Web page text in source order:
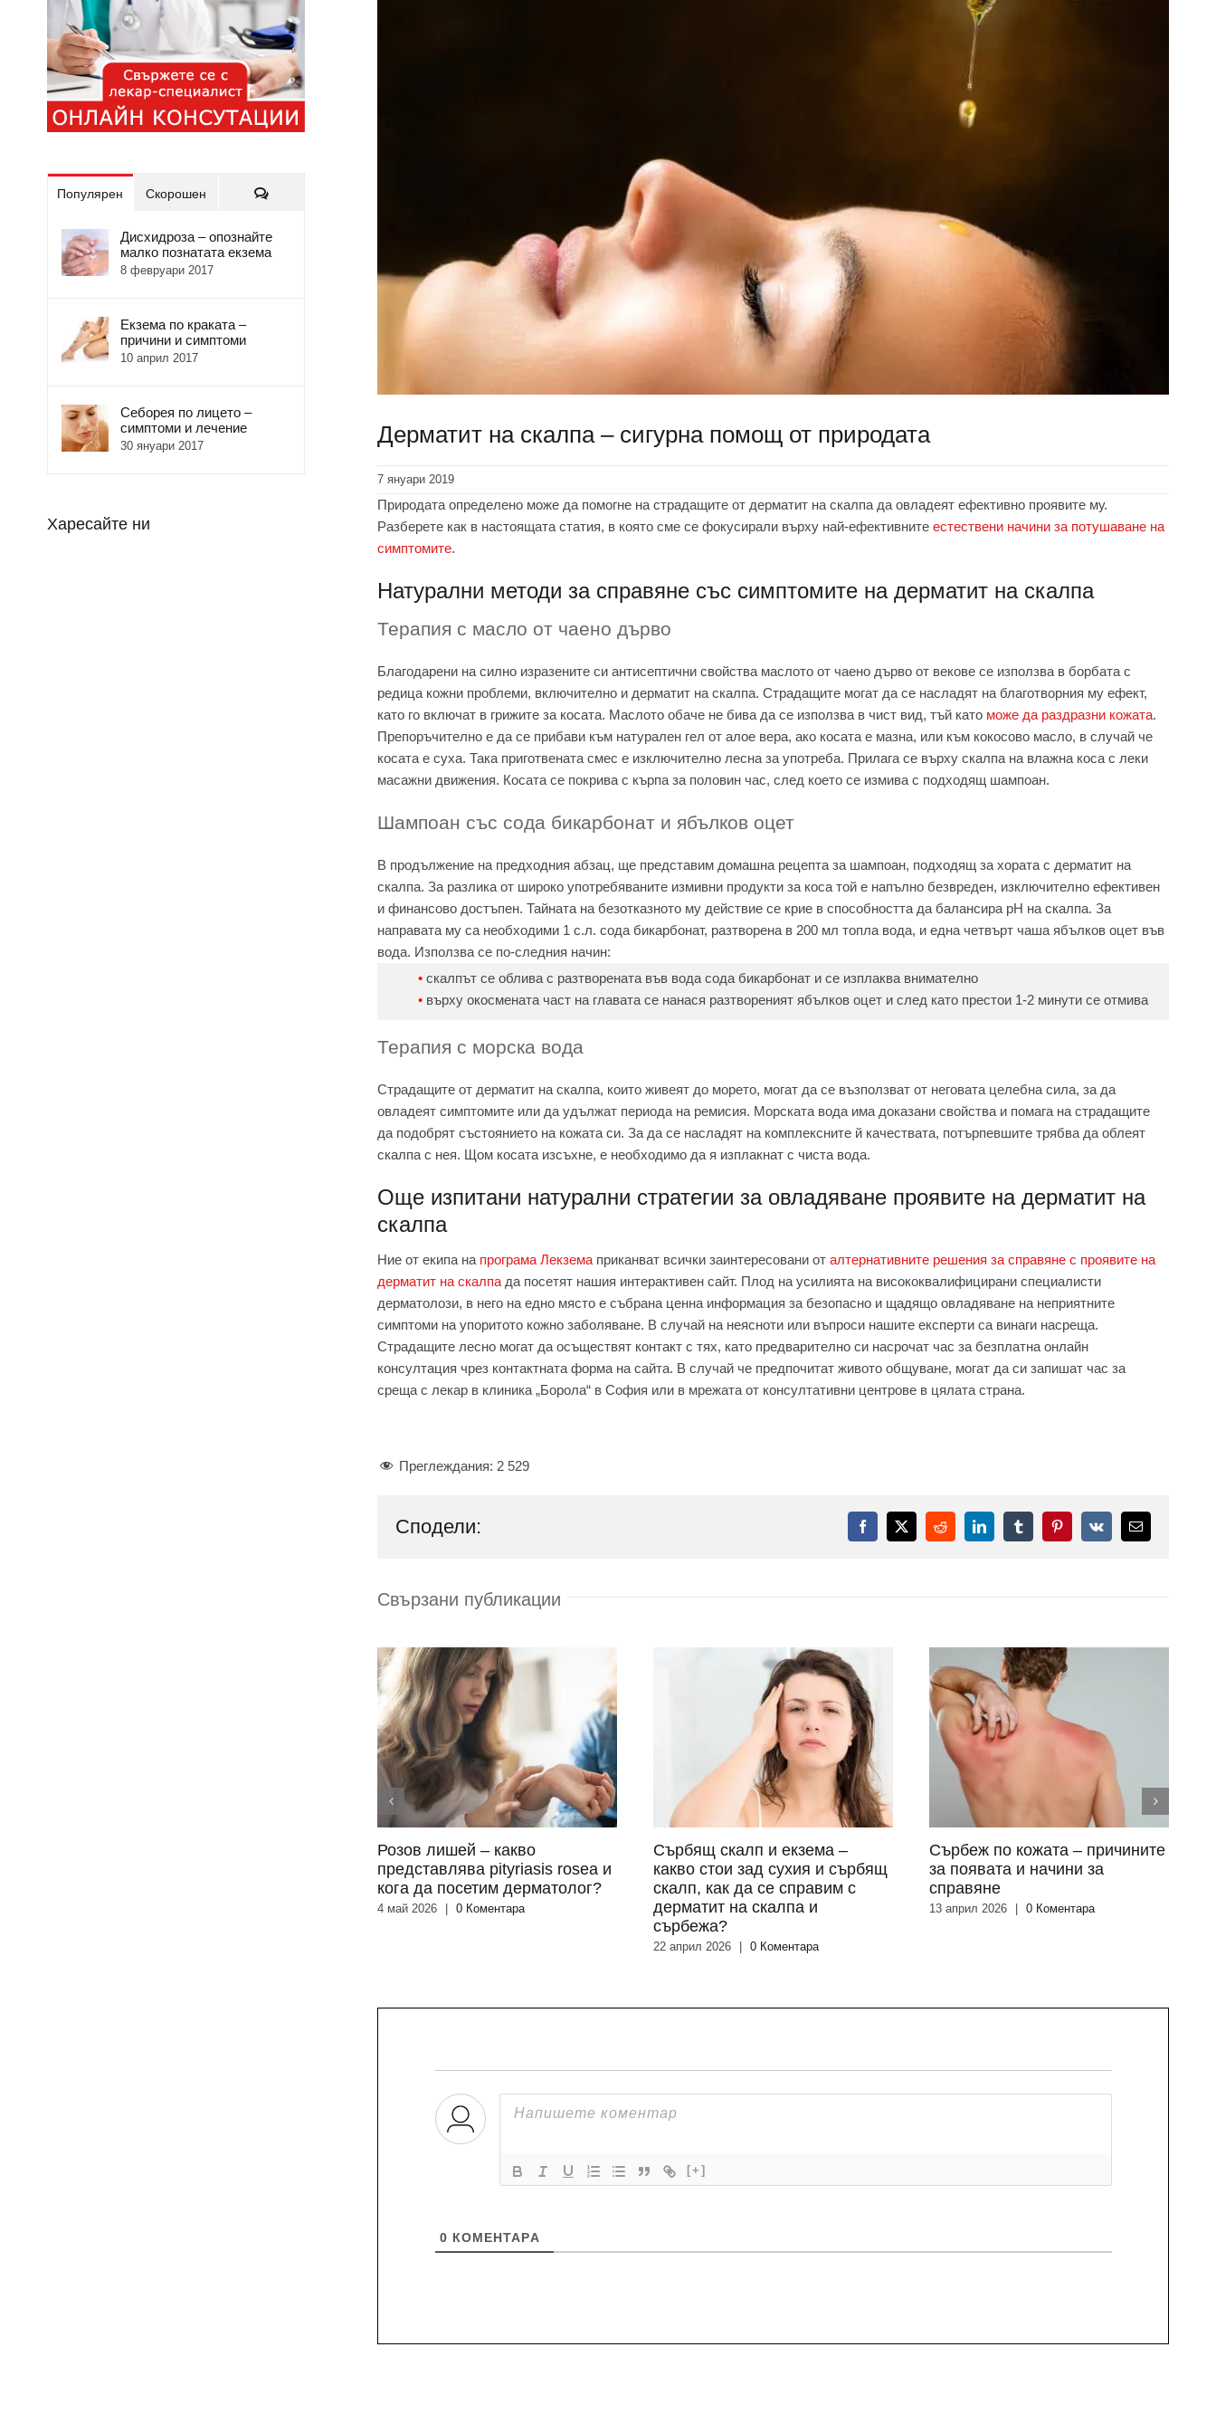
Дерматит на скалпа – сигурна помощ от природата
7 януари 2019
Природата определено може да помогне на страдащите от дерматит на скалпа да овладеят ефективно проявите му.
Разберете как в настоящата статия, в която сме се фокусирали върху най-ефективнитеестествени начини за потушаване на
симптомите.
Натурални методи за справяне със симптомите на дерматит на скалпа
Терапия с масло от чаено дърво
Благодарени на силно изразените си антисептични свойства маслото от чаено дърво от векове се използва в борбата с
редица кожни проблеми, включително и дерматит на скалпа. Страдащите могат да се насладят на благотворния му ефект,
като го включат в грижите за косата. Маслото обаче не бива да се използва в чист вид, тъй като може да раздразни кожата.
Препоръчително е да се прибави към натурален гел от алое вера, ако косата е мазна, или към кокосово масло, в случай че
косата е суха. Така приготвената смес е изключително лесна за употреба. Прилага се върху скалпа на влажна коса с леки
масажни движения. Косата се покрива с кърпа за половин час, след което се измива с подходящ шампоан.
Шампоан със сода бикарбонат и ябълков оцет
В продължение на предходния абзац, ще представим домашна рецепта за шампоан, подходящ за хората с дерматит на
скалпа. За разлика от широко употребяваните измивни продукти за коса той е напълно безвреден, изключително ефективен
и финансово достъпен. Тайната на безотказното му действие се крие в способността да балансира pH на скалпа. За
направата му са необходими 1 с.л. сода бикарбонат, разтворена в 200 мл топла вода, и една четвърт чаша ябълков оцет във
вода. Използва се по-следния начин:
скалпът се облива с разтворената във вода сода бикарбонат и се изплаква внимателно
върху окосмената част на главата се нанася разтвореният ябълков оцет и след като престои 1-2 минути се отмива
Терапия с морска вода
Страдащите от дерматит на скалпа, които живеят до морето, могат да се възползват от неговата целебна сила, за да
овладеят симптомите или да удължат периода на ремисия. Морската вода има доказани свойства и помага на страдащите
да подобрят състоянието на кожата си. За да се насладят на комплексните й качествата, потърпевшите трябва да облеят
скалпа с нея. Щом косата изсъхне, е необходимо да я изплакнат с чиста вода.
Още изпитани натурални стратегии за овладяване проявите на дерматит на
скалпа
Ние от екипа на програма Лекзема приканват всички заинтересовани оталтернативните решения за справяне с проявите на
дерматит на скалпа да посетят нашия интерактивен сайт. Плод на усилията на висококвалифицирани специалисти
дерматолози, в него на едно място е събрана ценна информация за безопасно и щадящо овладяване на неприятните
симптоми на упоритото кожно заболяване. В случай на неясноти или въпроси нашите експерти са винаги насреща.
Страдащите лесно могат да осъществят контакт с тях, като предварително си насрочат час за безплатна онлайн
консултация чрез контактната форма на сайта. В случай че предпочитат живото общуване, могат да си запишат час за
среща с лекар в клиника „Борола“ в София или в мрежата от консултативни центрове в цялата страна.
Преглеждания: 2 529
Сподели: Facebook
X RedditLinkedInTumblrPinterest
Vk
Електронна
поща:
Свързани публикации
Розов лишей – какво
представлява pityriasis rosea и
кога да посетим дерматолог?
4 май 2026 0 Коментара
Сърбящ скалп и екзема –
какво стои зад сухия и сърбящ
скалп, как да се справим с
дерматит на скалпа и
сърбежа?
22 април 2026 0 Коментара
Сърбеж по кожата – причините
за появата и начини за
справяне
13 април 2026 0 Коментара
[+]
0 КОМЕНТАРA
Популярен Скорошен Коментари
Дисхидроза – опознайте
малко познатата екзема
8 февруари 2017
Екзема по краката –
причини и симптоми
10 април 2017
Себорея по лицето –
симптоми и лечение
30 януари 2017
Харесайте ни